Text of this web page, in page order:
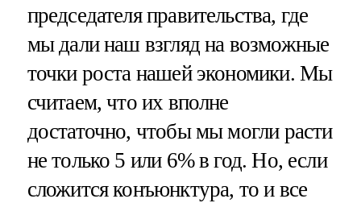
председателя правительства, где
мы дали наш взгляд на возможные
точки роста нашей экономики. Мы
считаем, что их вполне
достаточно, чтобы мы могли расти
не только 5 или 6% в год. Но, если
сложится конъюнктура, то и все